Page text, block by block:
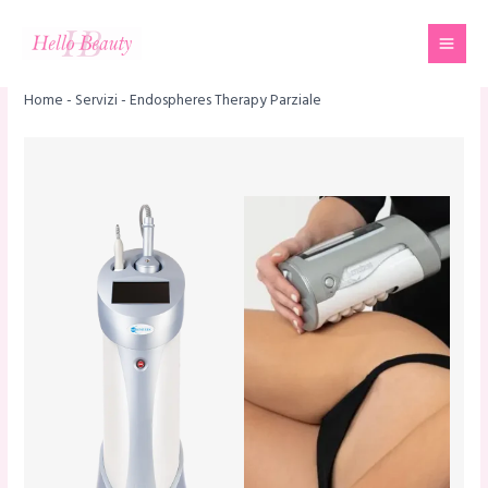
contenuto
Home- Servizi-Endospheres Therapy Parziale